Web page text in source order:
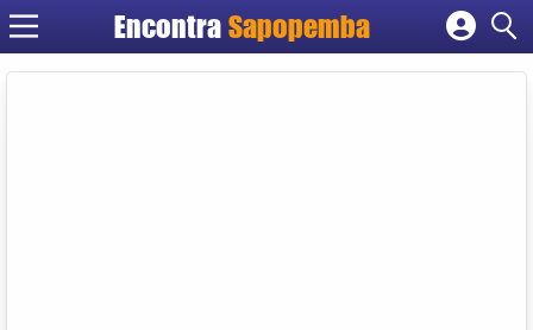
Encontra Sapopemba
Cadastrar empresa